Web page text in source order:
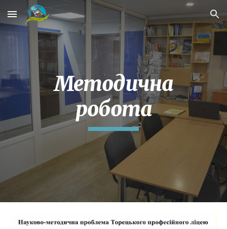
Skip to main content Skip to navigation
Методична
робота